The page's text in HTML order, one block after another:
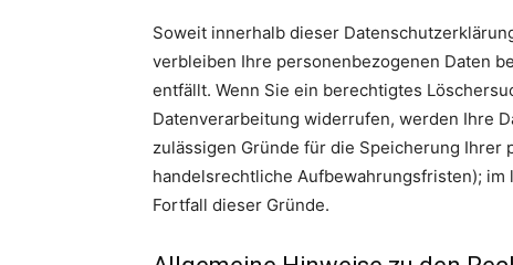
Soweit innerhalb dieser
verbleiben Ihre personenbezogenen Daten
entfällt. Wenn Sie ein berechtigtes
Datenverarbeitung widerrufen, werden Ihre
zulässigen Gründe für die Speicherung Ihrer
handelsrechtliche Aufbewahrungsfristen);
Fortfall dieser Gründe.